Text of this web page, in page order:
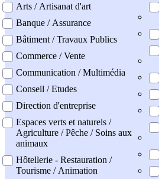
Arts / Artisanat d'art
Banque / Assurance
Bâtiment / Travaux Publics
Commerce / Vente
Communication / Multimédia
Conseil / Etudes
Direction d'entreprise
Espaces verts et naturels /
Agriculture / Pêche / Soins aux
animaux
Hôtellerie - Restauration /
Tourisme / Animation